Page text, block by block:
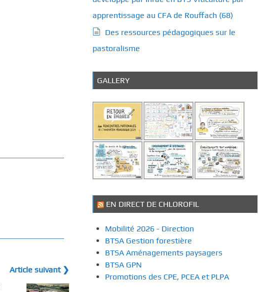
Article suivant ❯
apprentissage au CFA de Rouffach (68)
Des ressources pédagogiques sur le
pastoralisme
GALLERY
EN DIRECT DE CHLOROFIL
Mobilité 2026 - Direction
BTSA Gestion forestière
BTSA Aménagements paysagers
BTSA GPN
Promotions des CPE, PCEA et PLPA